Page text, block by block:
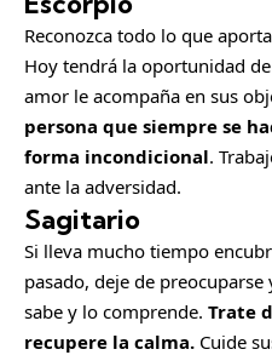
Reconozca todo lo que
Hoy tendrá la oportunidad
amor le acompaña en sus
persona que siempre se
forma incondicional.
ante la adversidad.
Sagitario
Si lleva mucho tiempo
pasado, deje de
sabe y lo comprende. Trate
recupere la calma. Cuide